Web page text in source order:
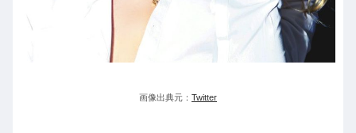
画像出典元： Twitter